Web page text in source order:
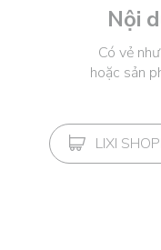
Nội
Có vẻ
hoặc sản
LIXI